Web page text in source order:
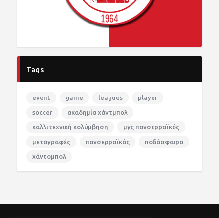
Tags
event game leagues player
soccer ακαδημία χάντμπολ
καλλιτεχνική κολύμβηση μγς πανσερραϊκός
μεταγραφές πανσερραϊκός ποδόσφαιρο
χάντομπολ